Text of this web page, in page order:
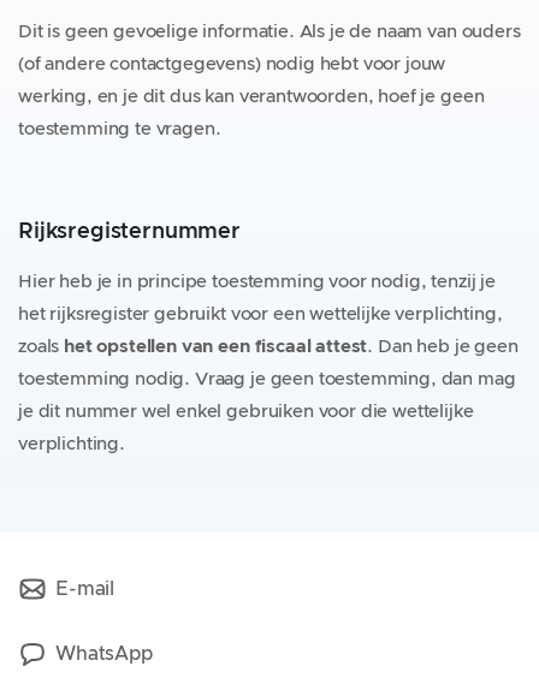
Dit is geen gevoelige informatie. Als je de naam van ouders
(of andere contactgegevens) nodig hebt voor jouw
werking, en je dit dus kan verantwoorden, hoef je geen
toestemming te vragen.
Rijksregisternummer
Hier heb je in principe toestemming voor nodig, tenzij je
het rijksregister gebruikt voor een wettelijke verplichting,
zoals het opstellen van een fiscaal attest. Dan heb je geen
toestemming nodig. Vraag je geen toestemming, dan mag
je dit nummer wel enkel gebruiken voor die wettelijke
verplichting.
E-mail
WhatsApp